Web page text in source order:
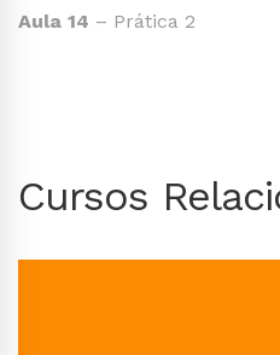
Aula 14 – Prática 2
Cursos